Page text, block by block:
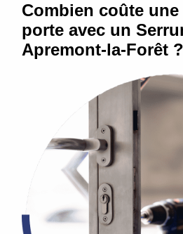
Combien coûte
porte avec un
Apremont-la-Forêt ?